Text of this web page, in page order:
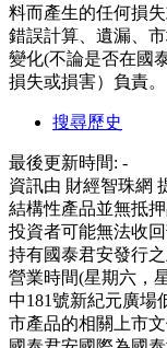
料而產生的任何損
錯誤計算、遺漏、
變化(不論是否在國
損失或損害）負責。
搜尋歷史
最後更新時間: -
資訊由 財經智珠網
結構性產品並無抵
投資者可能無法收
持有國泰君安發行
營業時間(星期六，
中181號新紀元廣場
市產品的相關上市